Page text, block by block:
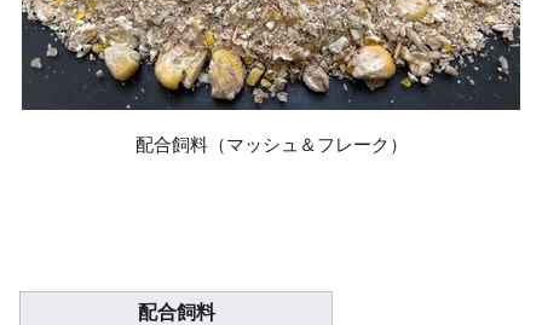
配合飼料（マッシュ＆フレーク）
配合飼料